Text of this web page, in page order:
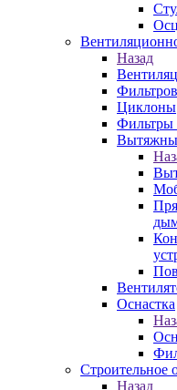
Назад
Циклоны
Фильтры
Оснастка
Строительное
Назад